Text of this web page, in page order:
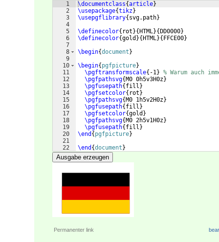
1
2
3
4
5
6
7
8
9
10
11
12
13
14
15
16
17
18
19
20
21
22
\documentclass{article}
\usepackage{tikz}
\usepgflibrary{ svg.path}
\definecolor{ rot }{ HTML}{ DD0000}
\definecolor{gold }{ HTML}{ FFCE00}
\begin{document }
\begin{ pgfpicture}
\pgftransformscale{ -1} % Warum auch
\pgfpathsvg{ M0 0h5v3H0z}
\pgfusepath{ fill }
\pgfsetcolor{ rot }
\pgfpathsvg{ M0 1h5v2H0z}
\pgfusepath{ fill }
\pgfsetcolor{gold }
\pgfpathsvg{ M0 2h5v1H0z}
\pgfusepath{ fill }
\end { pgfpicture}
\end {document }
Ausgabe erzeugen
Permanenter link